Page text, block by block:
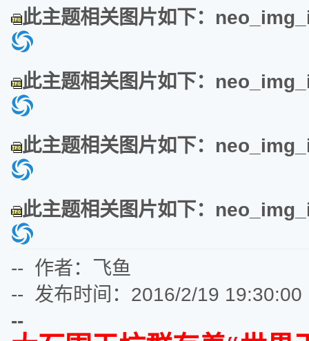
此主题相关图片如下：
此主题相关图片如下：
此主题相关图片如下：
此主题相关图片如下：
-- 作者：飞鱼
-- 发布时间：2016/2/19 19:30:00
--